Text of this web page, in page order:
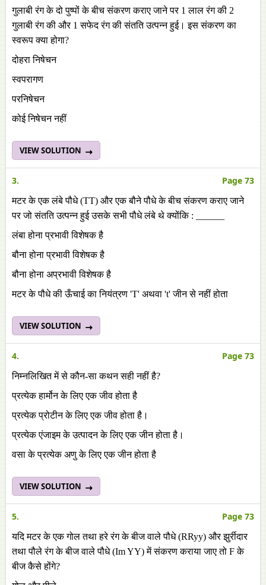
गुलाबी रंग के दो पुष्पों के बीच संकरण कराए जाने पर 1 लाल रंग की 2
गुलाबी रंग की और 1 सफेद रंग की संतति उत्पन्न हुई। इस संकरण का
स्वरूप क्या होगा?
दोहरा निषेचन
स्वपरागण
परनिषेचन
कोई निषेचन नहीं
VIEW SOLUTION
3. Page 73
मटर के एक लंबे पौधे (TT) और एक बौने पौधे के बीच संकरण कराए जाने
पर जो संतति उत्पन्न हुई उसके सभी पौधे लंबे थे क्योंकि : ______
लंबा होना प्रभावी विशेषक है
बौना होना प्रभावी विशेषक है
बौना होना अप्रभावी विशेषक है
मटर के पौधे की ऊँचाई का नियंत्रण 'T' अथवा 't' जीन से नहीं होता
VIEW SOLUTION
4. Page 73
निम्नलिखित में से कौन-सा कथन सही नहीं है?
प्रत्येक हार्मोन के लिए एक जीव होता है
प्रत्येक प्रोटीन के लिए एक जीव होता है।
प्रत्येक एंजाइम के उत्पादन के लिए एक जीन होता है।
वसा के प्रत्येक अणु के लिए एक जीन होता है
VIEW SOLUTION
5. Page 73
यदि मटर के एक गोल तथा हरे रंग के बीज वाले पौधे (RRyy) और झुर्रीदार
तथा पौले रंग के बीज वाले पौधे (Im YY) में संकरण कराया जाए तो F के
बीज कैसे होंगे?